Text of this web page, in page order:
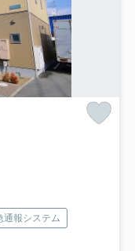
通報システム